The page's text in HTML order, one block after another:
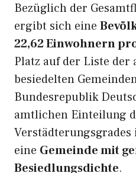
Bezüglich der
ergibt sich eine
22,62 Einwohnern
Platz auf der Liste der
besiedelten
Bundesrepublik
amtlichen Einteilung
eine Gemeinde mit
Besiedlungsdichte.